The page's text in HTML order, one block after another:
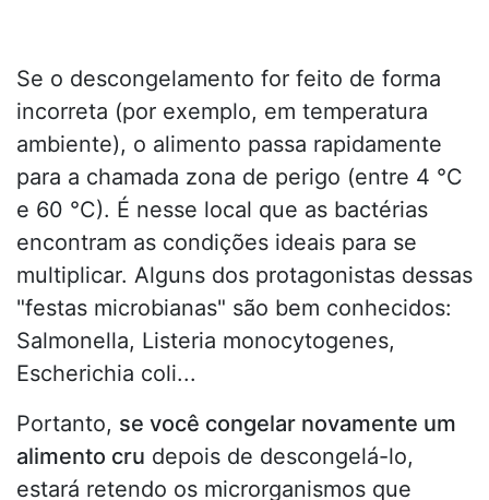
Se o descongelamento for feito de forma
incorreta (por exemplo, em temperatura
ambiente), o alimento passa rapidamente
para a chamada zona de perigo (entre 4 °C
e 60 °C). É nesse local que as bactérias
encontram as condições ideais para se
multiplicar. Alguns dos protagonistas dessas
"festas microbianas" são bem conhecidos:
Salmonella, Listeria monocytogenes,
Escherichia coli...
Portanto, se você congelar novamente um
alimento cru depois de descongelá-lo,
estará retendo os microrganismos que